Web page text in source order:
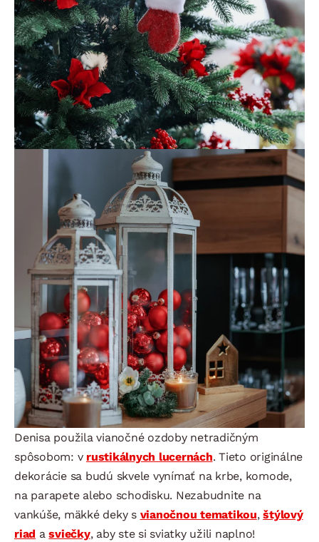
Denisa použila vianočné ozdoby netradičným
spôsobom: v rustikálnych lucernách. Tieto originálne
dekorácie sa budú skvele vynímať na krbe, komode,
na parapete alebo schodisku. Nezabudnite na
vankúše, mäkké deky s vianočnou tematikou,štýlový
riad asviečky, aby ste si sviatky užili naplno!